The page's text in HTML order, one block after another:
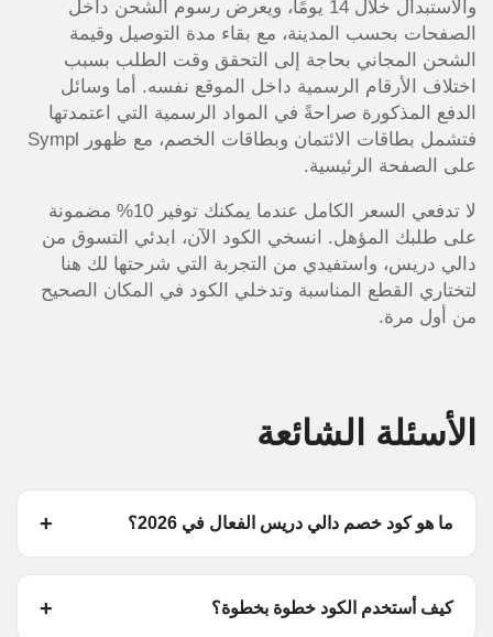
والاستبدال خلال 14 يومًا، ويعرض رسوم الشحن داخل
الصفحات بحسب المدينة، مع بقاء مدة التوصيل وقيمة
الشحن المجاني بحاجة إلى التحقق وقت الطلب بسبب
اختلاف الأرقام الرسمية داخل الموقع نفسه. أما وسائل
الدفع المذكورة صراحةً في المواد الرسمية التي اعتمدتها
فتشمل بطاقات الائتمان وبطاقات الخصم، مع ظهور Sympl
على الصفحة الرئيسية.
لا تدفعي السعر الكامل عندما يمكنك توفير 10% مضمونة
على طلبك المؤهل. انسخي الكود الآن، ابدئي التسوق من
دالي دريس، واستفيدي من التجربة التي شرحتها لك هنا
لتختاري القطع المناسبة وتدخلي الكود في المكان الصحيح
من أول مرة.
الأسئلة الشائعة
ما هو كود خصم دالي دريس الفعال في 2026؟
كيف أستخدم الكود خطوة بخطوة؟